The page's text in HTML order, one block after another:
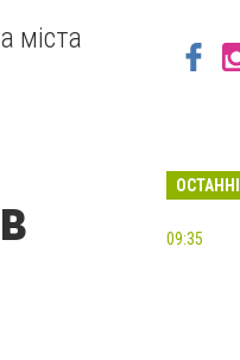
міста
09:35